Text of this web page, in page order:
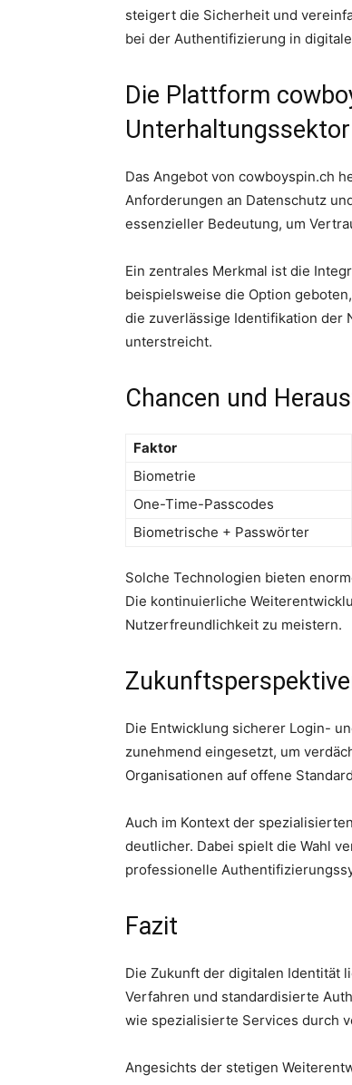
steigert die Sicherheit und
bei der Authentifizierung in
Die Plattform
Unterhaltungssektor
Das Angebot von cowboyspin.ch
Anforderungen an Datenschutz
essenzieller Bedeutung, um
Ein zentrales Merkmal ist die
beispielsweise die Option
die zuverlässige Identifikation der
unterstreicht.
Chancen und
Faktor
Biometrie
One-Time-Passcodes
Biometrische + Passwörter
Solche Technologien bieten
Die kontinuierliche
Nutzerfreundlichkeit zu meistern.
Die Entwicklung sicherer Login-
zunehmend eingesetzt, um
Organisationen auf offene
Auch im Kontext der
deutlicher. Dabei spielt die Wahl
professionelle
Fazit
Die Zukunft der digitalen Identität
Verfahren und standardisierte
wie spezialisierte Services durch
Angesichts der stetigen